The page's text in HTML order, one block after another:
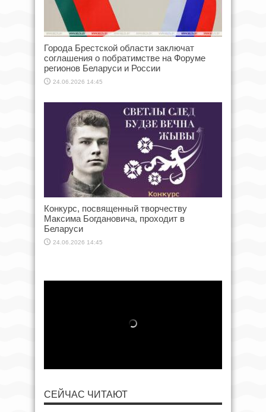
Города Брестской области заключат
соглашения о побратимстве на Форуме
регионов Беларуси и России
24.06.2026 14:45
Конкурс, посвященный творчеству
Максима Богдановича, проходит в
Беларуси
24.06.2026 14:45
СЕЙЧАС ЧИТАЮТ